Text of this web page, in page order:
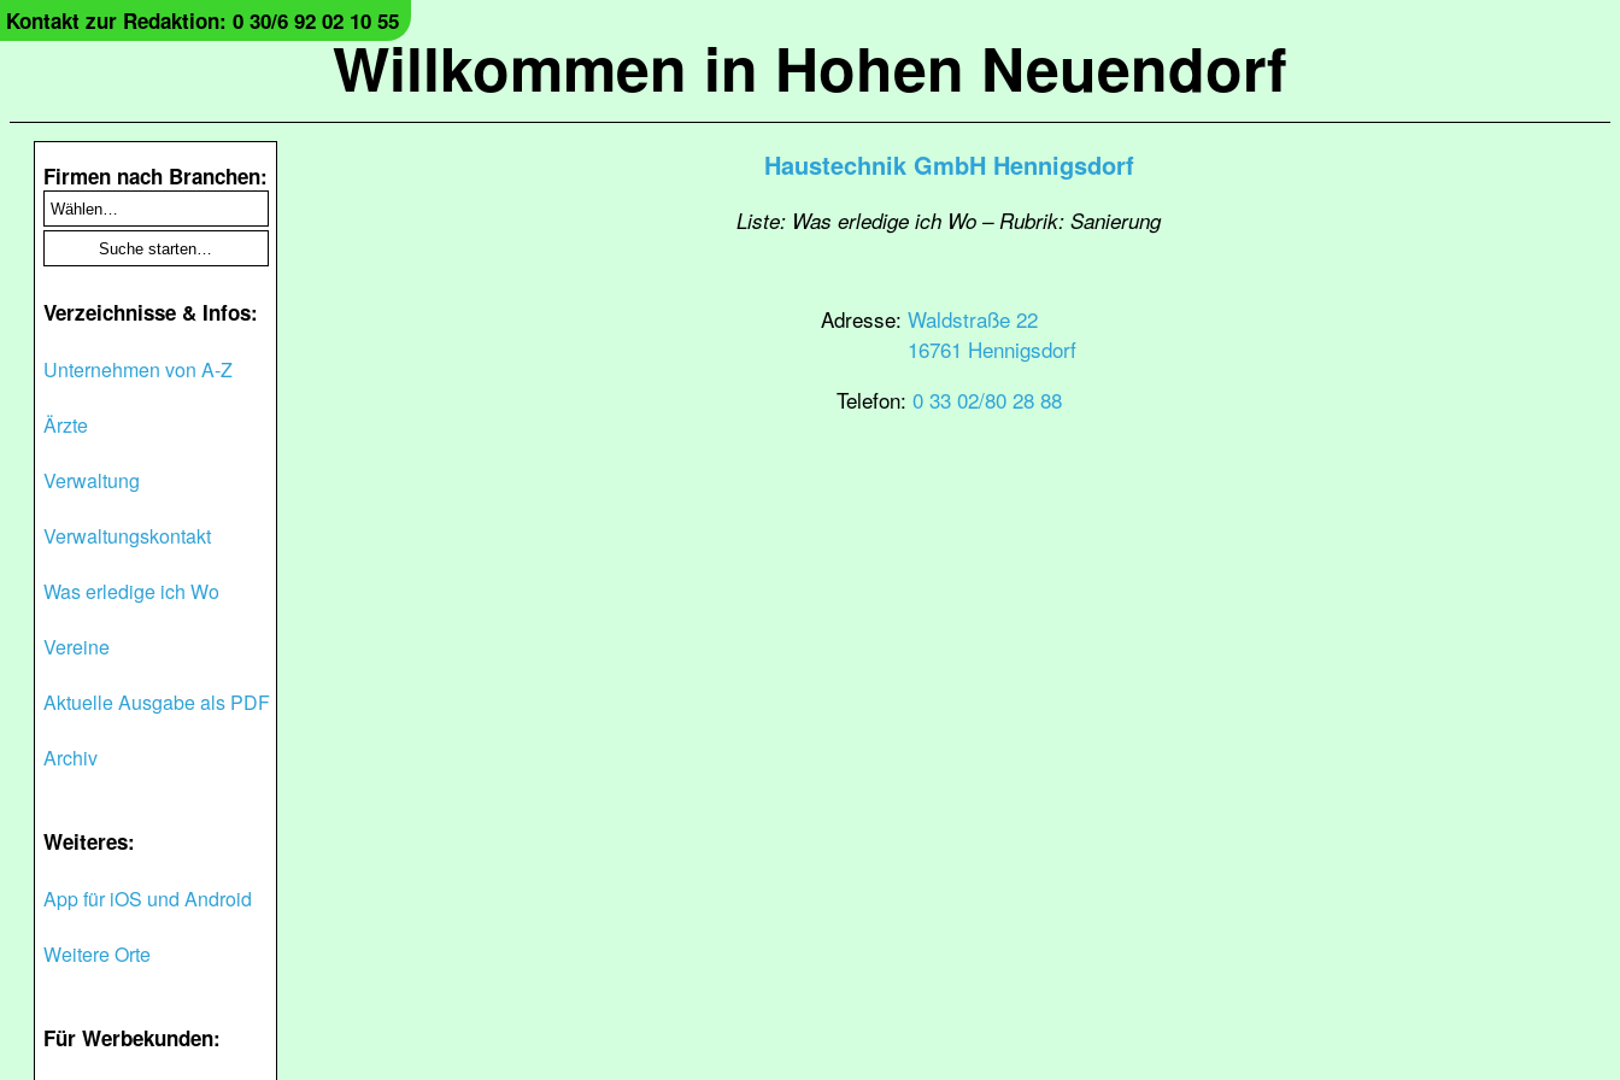
Willkommen in Hohen Neuendorf
Kontakt zur Redaktion: 0 30/6 92 02 10 55
Firmen nach Branchen:
Verzeichnisse & Infos:
Unternehmen von A-Z
Ärzte
Verwaltung
Verwaltungskontakt
Was erledige ich Wo
Vereine
Aktuelle Ausgabe als PDF
Archiv
Weiteres:
App für iOS und Android
Weitere Orte
Für Werbekunden:
Haustechnik GmbH Hennigsdorf
Liste: Was erledige ich Wo – Rubrik: Sanierung
Adresse: Waldstraße 22
16761 Hennigsdorf
Telefon: 0 33 02/80 28 88